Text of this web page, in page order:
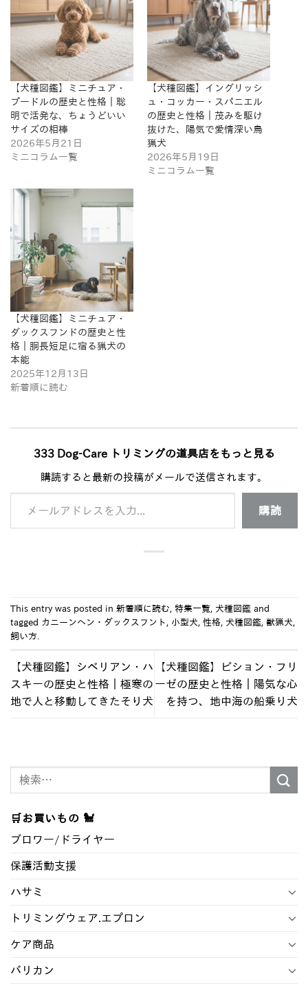
【犬種図鑑】ミニチュア・
プードルの歴史と性格｜聡
明で活発な、ちょうどいい
サイズの相棒
2026年5月21日
ミニコラム一覧
【犬種図鑑】イングリッシ
ュ・コッカー・スパニエル
の歴史と性格｜茂みを駆け
抜けた、陽気で愛情深い鳥
猟犬
2026年5月19日
ミニコラム一覧
【犬種図鑑】ミニチュア・
ダックスフンドの歴史と性
格｜胴長短足に宿る猟犬の
本能
2025年12月13日
新着順に読む
333 Dog-Care トリミングの道具店をもっと見る
購読すると最新の投稿がメールで送信されます。
メールアドレスを入力...
購読
This entry was posted in 新着順に読む, 特集一覧, 犬種図鑑 and
tagged カニーンヘン・ダックスフント , 小型犬, 性格, 犬種図鑑, 獣猟犬,
飼い方
【犬種図鑑】シベリアン・ハ
スキーの歴史と性格｜極寒の
地で人と移動してきたそり犬
【犬種図鑑】ビション・フリ
ーゼの歴史と性格｜陽気な心
を持つ、地中海の船乗り犬
象:
🛒お買いもの 🐩
ブロワー/ドライヤ―
保護活動支援
ハサミ
トリミングウェア.エプロン
ケア商品
バリカン